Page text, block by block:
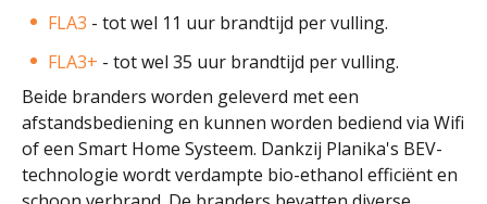
FLA3 - tot wel 11 uur brandtijd per vulling.
FLA3+ - tot wel 35 uur brandtijd per vulling.
Beide branders worden geleverd met een
afstandsbediening en kunnen worden bediend via Wifi
of een Smart Home Systeem. Dankzij Planika's BEV-
technologie wordt verdampte bio-ethanol efficiënt en